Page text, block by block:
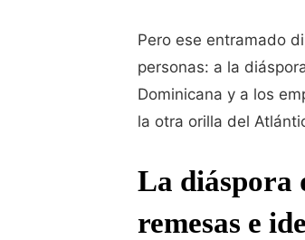
Pero ese entramado
personas: a la
Dominicana y a los
la otra orilla del
La diáspora
remesas e